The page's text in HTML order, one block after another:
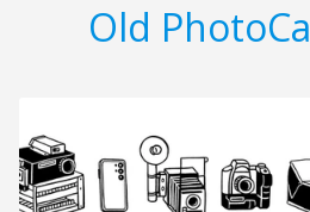
Old